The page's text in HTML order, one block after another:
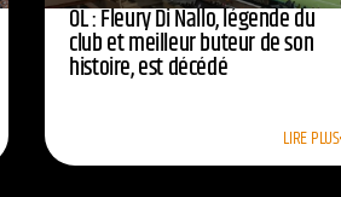
OL : Fleury Di Nallo, légende du
club et meilleur buteur de son
histoire, est décédé
LIRE PLUS